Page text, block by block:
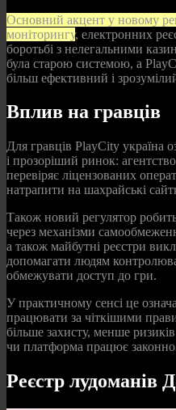
Основний акцент у новому
моніторингу, електронних
боротьбі з нелегальними
була старою системою, а
більш ефективний і
Вплив на гравців
Для гравців PlayCity україна
і прозоріший ринок:
перевіряє ліцензованих
натрапити на шахрайські
Також новий регулятор
через механізми
а також майбутні реєстри
допомагати людям
обмежувати доступ до гри.
У практичному сенсі це
працювати за чіткішими
більше захисту, менше
чи платформа працює
Реєстр лудоманів